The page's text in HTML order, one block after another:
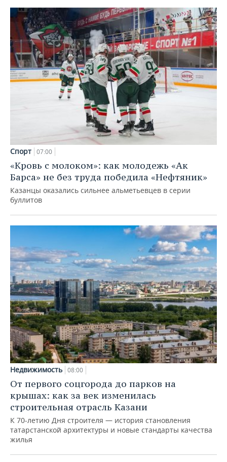
Спорт 07:00
«Кровь с молоком»: как молодежь «Ак
Барса» не без труда победила «Нефтяник»
Казанцы оказались сильнее альметьевцев в серии
буллитов
Недвижимость 08:00
От первого соцгорода до парков на
крышах: как за век изменилась
строительная отрасль Казани
К 70-летию Дня строителя — история становления
татарстанской архитектуры и новые стандарты качества
жилья